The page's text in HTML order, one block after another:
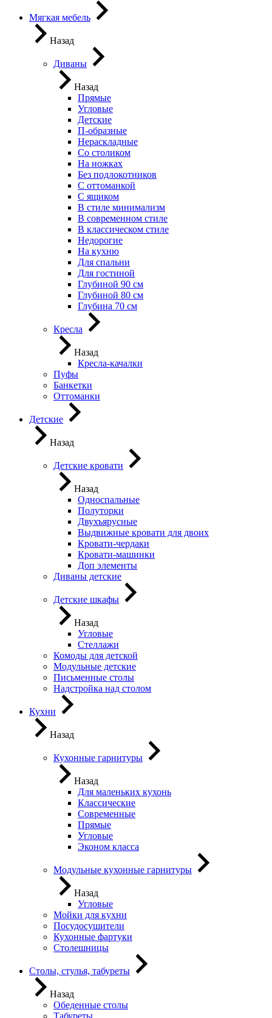
Мягкая мебель
Назад
Диваны
Назад
Прямые
Угловые
Детские
П-образные
Нераскладные
Со столиком
На ножках
Без подлокотников
С оттоманкой
С ящиком
В стиле минимализм
В современном стиле
В классическом стиле
Недорогие
На кухню
Для спальни
Для гостиной
Глубиной 90 см
Глубиной 80 см
Глубина 70 см
Кресла
Назад
Кресла-качалки
Пуфы
Банкетки
Оттоманки
Детские
Назад
Детские кровати
Назад
Односпальные
Полуторки
Двухъярусные
Выдвижные кровати для двоих
Кровати-чердаки
Кровати-машинки
Доп элементы
Диваны детские
Детские шкафы
Назад
Угловые
Стеллажи
Комоды для детской
Модульные детские
Письменные столы
Надстройка над столом
Кухни
Назад
Кухонные гарнитуры
Назад
Для маленьких кухонь
Классические
Современные
Прямые
Угловые
Эконом класса
Модульные кухонные гарнитуры
Назад
Угловые
Мойки для кухни
Посудосушители
Кухонные фартуки
Столешницы
Столы, стулья, табуреты
Назад
Обеденные столы
Табуреты